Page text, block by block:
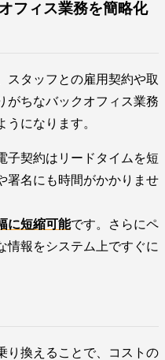
フィス業務を簡略化
スタッフとの雇用契約や取
がちなバックオフィス業務
になります。
子契約はリードタイムを短
署名にも時間がかかりませ
に短縮可能です。さらにペ
情報をシステム上ですぐに
り換えることで、コストの